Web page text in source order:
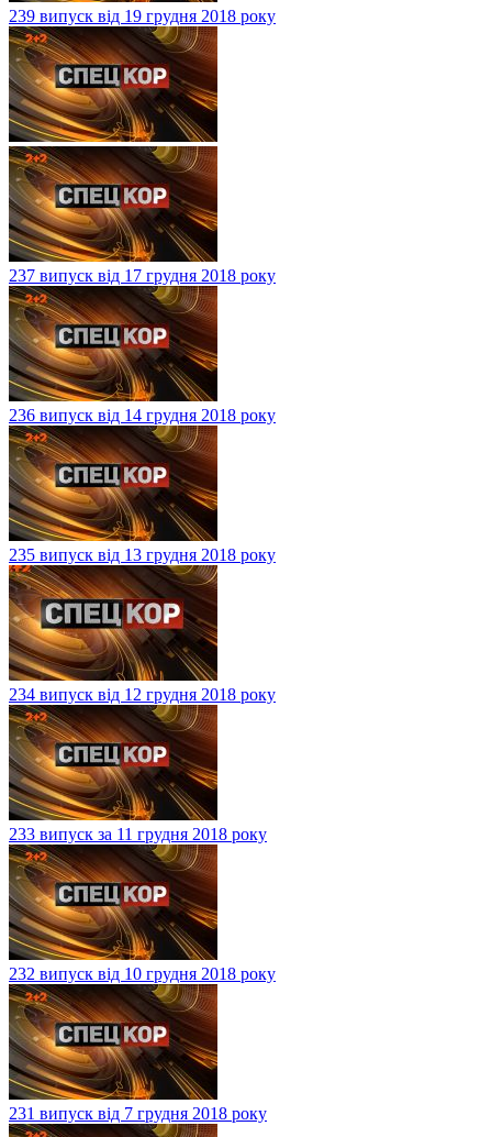
239 випуск від 19 грудня 2018 року
237 випуск від 17 грудня 2018 року
236 випуск від 14 грудня 2018 року
235 випуск від 13 грудня 2018 року
234 випуск від 12 грудня 2018 року
233 випуск за 11 грудня 2018 року
232 випуск від 10 грудня 2018 року
231 випуск від 7 грудня 2018 року